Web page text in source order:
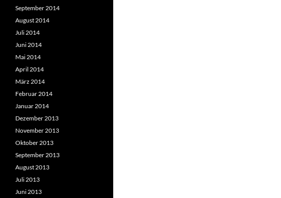
September 2014
August 2014
Juli 2014
Juni 2014
Mai 2014
April 2014
März 2014
Februar 2014
Januar 2014
Dezember 2013
November 2013
Oktober 2013
September 2013
August 2013
Juli 2013
Juni 2013